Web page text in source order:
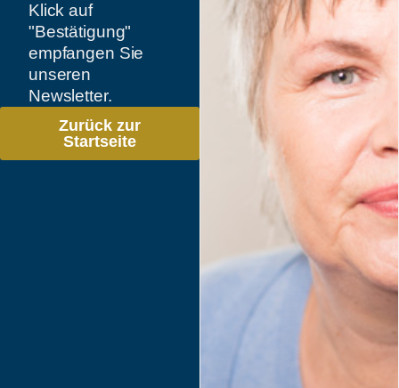
Klick auf
"Bestätigung"
empfangen Sie
unseren
Newsletter.
Zurück zur
Startseite